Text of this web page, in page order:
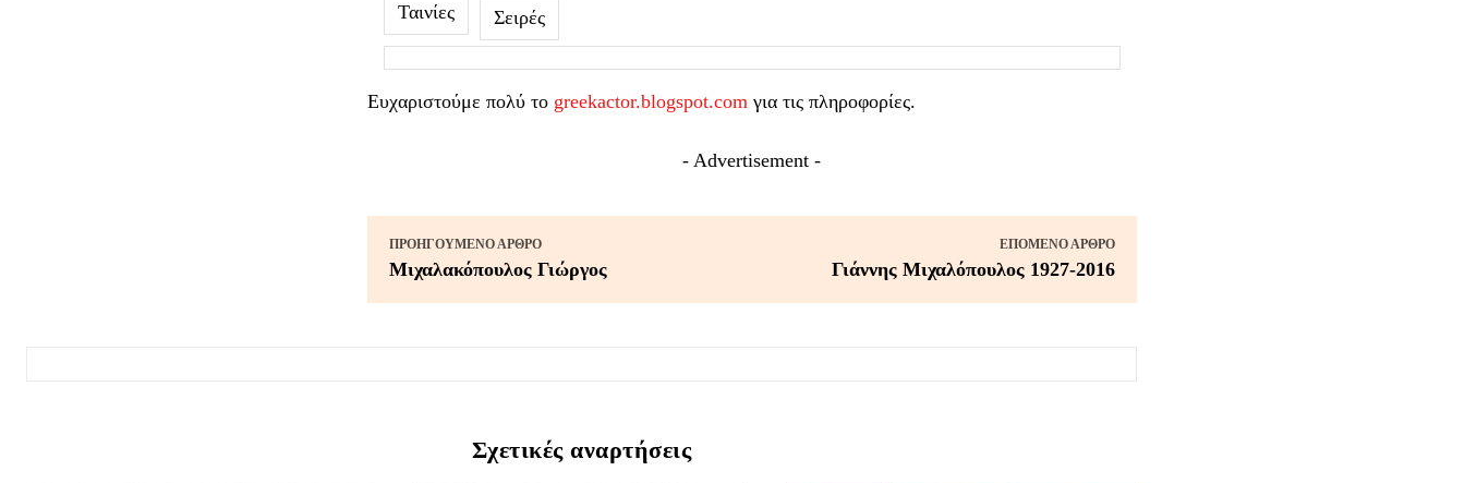
Ταινίες Σειρές
Ευχαριστούμε πολύ το greekactor.blogspot.comγια τις πληροφορίες.
- Advertisement -
ΠΡΟΗΓΟΎΜΕΝΟ ΆΡΘΡΟ
Μιχαλακόπουλος Γιώργος
ΕΠΌΜΕΝΟ ΆΡΘΡΟ
Γιάννης Μιχαλόπουλος 1927-2016
Σχετικές αναρτήσεις